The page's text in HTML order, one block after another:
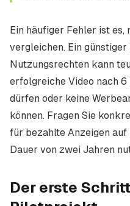
Ein häufiger Fehler ist es,
vergleichen. Ein
Nutzungsrechten kann
erfolgreiche Video nach
dürfen oder keine
können. Fragen Sie
für bezahlte Anzeigen
Dauer von zwei Jahren
Der erste